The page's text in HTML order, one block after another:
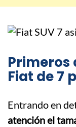
Primeros
Fiat de 7
Entrando en
atención el